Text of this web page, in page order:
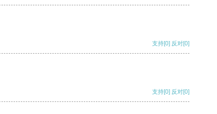
支持[0] 反对[0]
支持[0] 反对[0]